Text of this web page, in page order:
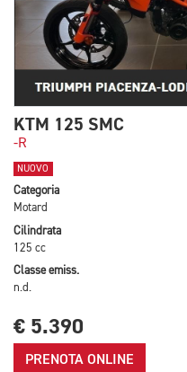
KTM 125 SMC
-R
NUOVO
Categoria
Motard
Cilindrata
125 cc
Classe emiss.
n.d.
€ 5.390
PRENOTA ONLINE